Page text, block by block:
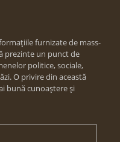
furnizate de mass-
prezinte un punct de
politice, sociale,
O privire din această
bună cunoaștere și